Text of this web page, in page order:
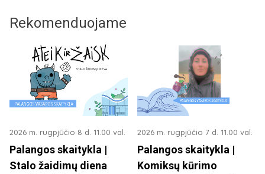
Rekomenduojame
2026 m. rugpjūčio 8 d. 11.00 val.
Palangos skaitykla |
Stalo žaidimų diena
2026 m. rugpjūčio 7 d. 11.00 val.
Palangos skaitykla |
Komiksų kūrimo